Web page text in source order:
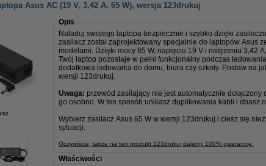
Asus AC (19 V, 3,42 A, 65 W), wersja 123drukuj
Opis
Naładuj swojego laptopa bezpiecznie i szybko dzięki
zasilacz został zaprojektowany specjalnie do laptopów Asus
modelami. Dzięki mocy 65 W, napięciu 19 V i natężeniu 3,42
Twój laptop pozostaje w pełni funkcjonalny podczas
dodatkowa ładowarka do domu, biura czy szkoły. Postaw na
wersji 123drukuj.
Uwaga: przewód zasilający nie jest automatycznie
go osobno. W ten sposób unikasz duplikowania kabli i dbasz
Wybierz zasilacz Asus 65 W w wersji 123drukuj i ciesz się
sytuacji.
Oczywiście, także na ten produkt 123drukuj dajemy 100% gwarancję.
Właściwości